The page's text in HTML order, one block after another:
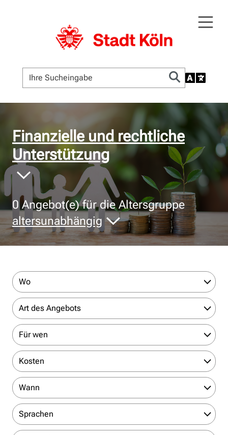
Finanzielle und rechtliche
Unterstützung
0 Angebot(e) für die Altersgruppe
altersunabhängig
Wo
Art des Angebots
Für wen
Kosten
Wann
Sprachen